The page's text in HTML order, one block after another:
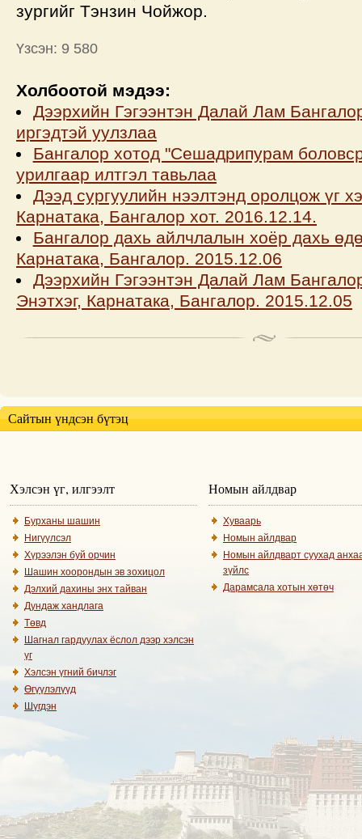
зургийг Тэнзин Чойжор.
Үзсэн: 9 580
Холбоотой мэдээ:
Дээрхийн Гэгээнтэн Далай Лам
иргэдтэй уулзлаа
Бангалор хотод "Сешадрипурам
урилгаар илтгэл тавьлаа
Дээд сургуулийн нээлтэнд оролцож үг
Карнатака, Бангалор хот. 2016.12.14.
Бангалор дахь айлчлалын хоёр дахь
Карнатака, Бангалор. 2015.12.06
Дээрхийн Гэгээнтэн Далай Лам
Энэтхэг, Карнатака, Бангалор. 2015.12.05
Сайтын үндсэн бүтэц
Хэлсэн үг, илгээлт
Бурханы шашин
Нигүүлсэл
Хүрээлэн буй орчин
Шашин хоорондын эв зохицол
Дэлхий дахины энх тайван
Дундаж хандлага
Төвд
Шагнал гардуулах ёслол дээр хэлсэн
үг
Хэлсэн үгний бичлэг
Өгүүлэлүүд
Шүгдэн
Номын айлдвар
Хуваарь
Номын айлдвар
Номын айлдварт суухад
зүйлс
Дарамсала хотын хөтөч